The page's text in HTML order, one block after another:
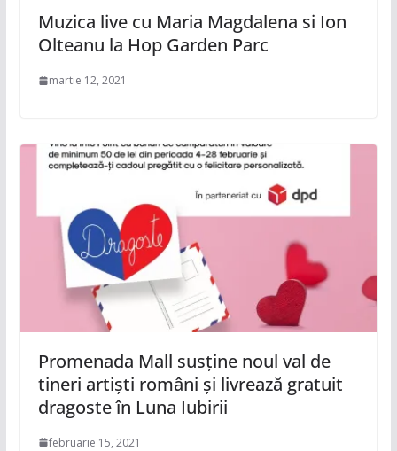
Muzica live cu Maria Magdalena si Ion
Olteanu la Hop Garden Parc
martie 12, 2021
Promenada Mall susține noul val de
tineri artiști români și livrează gratuit
dragoste în Luna Iubirii
februarie 15, 2021